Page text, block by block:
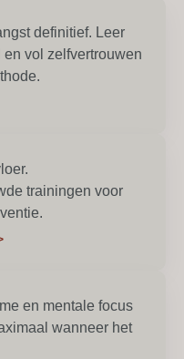
definitief. Leer
vol zelfvertrouwen
trainingen voor
en mentale focus
wanneer het